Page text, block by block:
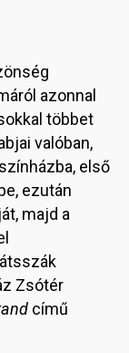
azonnal
többet
valóban,
első
ezután
majd a
Zsótér
című